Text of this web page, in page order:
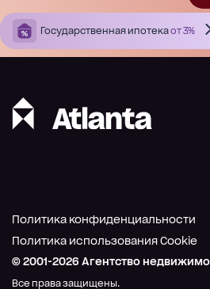
Государственная ипотекаот 3%
© 2001-2026 Агентство
Все права защищены.
Политика конфиденциальности
Политика использования Cookie